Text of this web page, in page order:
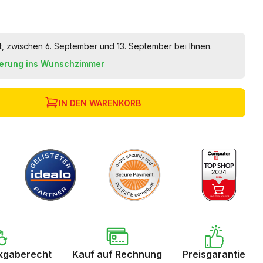
zwischen 6. September und 13. September bei Ihnen.
ins Wunschzimmer
IN DEN WARENKORB
Kauf auf Rechnung Preisgarantie